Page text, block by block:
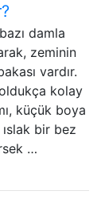
damla
zeminin
vardır.
oldukça kolay
küçük boya
bir bez
…